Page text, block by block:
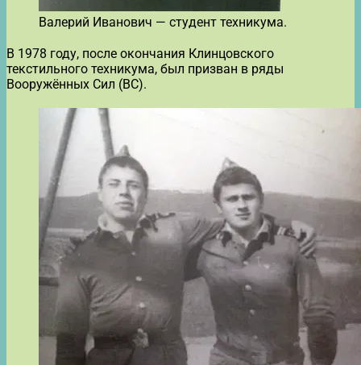
Валерий Иванович — студент техникума.
В 1978 году, после окончания Клинцовского
текстильного техникума, был призван в ряды
Вооружённых Сил (ВС).